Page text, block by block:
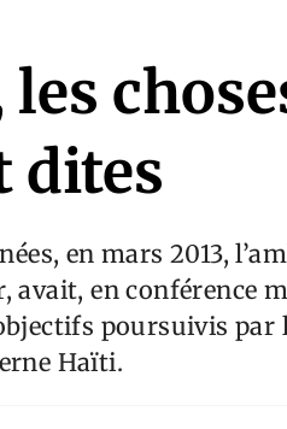
dites
en mars 2013,
avait, en conférence
poursuivis par
Haïti.